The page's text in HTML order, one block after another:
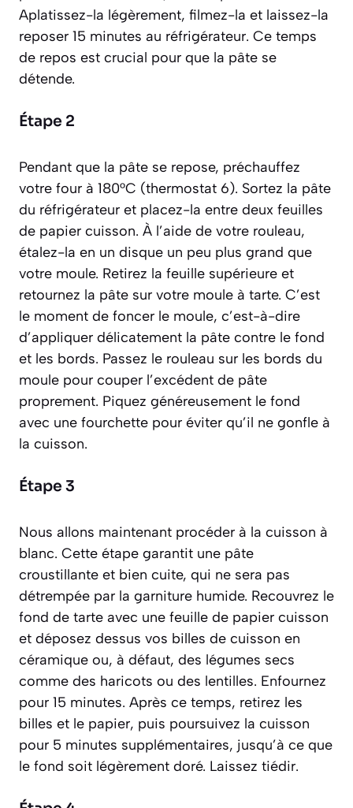
Aplatissez-la légèrement, filmez-la et laissez-la
reposer 15 minutes au réfrigérateur. Ce temps
de repos est crucial pour que la pâte se
détende.
Étape 2
Pendant que la pâte se repose, préchauffez
votre four à 180°C (thermostat 6). Sortez la pâte
du réfrigérateur et placez-la entre deux feuilles
de papier cuisson. À l’aide de votre rouleau,
étalez-la en un disque un peu plus grand que
votre moule. Retirez la feuille supérieure et
retournez la pâte sur votre moule à tarte. C’est
le moment de foncer le moule, c’est-à-dire
d’appliquer délicatement la pâte contre le fond
et les bords. Passez le rouleau sur les bords du
moule pour couper l’excédent de pâte
proprement. Piquez généreusement le fond
avec une fourchette pour éviter qu’il ne gonfle à
la cuisson.
Étape 3
Nous allons maintenant procéder à la cuisson à
blanc. Cette étape garantit une pâte
croustillante et bien cuite, qui ne sera pas
détrempée par la garniture humide. Recouvrez le
fond de tarte avec une feuille de papier cuisson
et déposez dessus vos billes de cuisson en
céramique ou, à défaut, des légumes secs
comme des haricots ou des lentilles. Enfournez
pour 15 minutes. Après ce temps, retirez les
billes et le papier, puis poursuivez la cuisson
pour 5 minutes supplémentaires, jusqu’à ce que
le fond soit légèrement doré. Laissez tiédir.